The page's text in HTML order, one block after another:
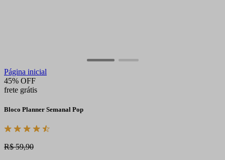
Página inicial
45% OFF
frete grátis
Bloco Planner Semanal Pop
R$ 59,90